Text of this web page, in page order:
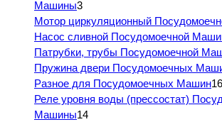
Машины3
Мотор циркуляционный
Насос сливной Посудомоечной
Патрубки, трубы Посудомоечной
Пружина двери Посудомоечных
Разное для Посудомоечных Машин16
Реле уровня воды (прессостат)
Машины14